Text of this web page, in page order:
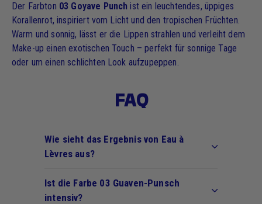
Der Farbton 03 Goyave Punch ist ein leuchtendes, üppiges
Korallenrot, inspiriert vom Licht und den tropischen Früchten.
Warm und sonnig, lässt er die Lippen strahlen und verleiht dem
Make-up einen exotischen Touch – perfekt für sonnige Tage
oder um einen schlichten Look aufzupeppen.
FAQ
Wie sieht das Ergebnis von Eau à
Lèvres aus?
Ist die Farbe 03 Guaven-Punsch
intensiv?